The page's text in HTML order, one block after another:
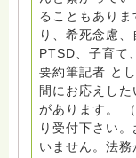
イエ 所属 （
とができる社会を
京都自死自殺相
員長（2018〜2024） ◆保育士.幼稚園教
レクリエーショ
間 保育 教育の
つつ、お話できるこ
たとともに。南無阿弥陀仏 ここで
ることもあり
り、希死念慮、
PTSD、子育て
要約筆記者 と
間にお応えし
があります。
り受付下さい
いません。法